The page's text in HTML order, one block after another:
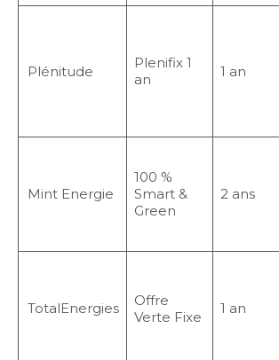
Plénitude
Plenifix 1
an
1 an
Mint Energie
100 %
Smart &
Green
2 ans
TotalEnergies
Offre
Verte Fixe
1 an